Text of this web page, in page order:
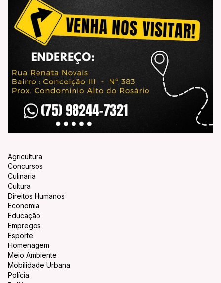
Agricultura
Concursos
Culinaria
Cultura
Direitos Humanos
Economia
Educação
Empregos
Esporte
Homenagem
Meio Ambiente
Mobilidade Urbana
Polícia